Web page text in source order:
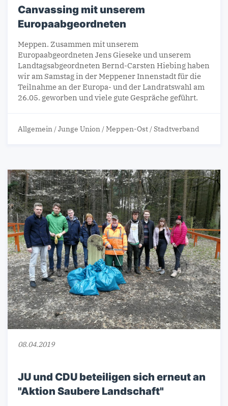
Canvassing mit unserem
Europaabgeordneten
Meppen. Zusammen mit unserem
Europaabgeordneten Jens Gieseke und unserem
Landtagsabgeordneten Bernd-Carsten Hiebing haben
wir am Samstag in der Meppener Innenstadt für die
Teilnahme an der Europa- und der Landratswahl am
26.05. geworben und viele gute Gespräche geführt.
Allgemein /Junge Union /Meppen-Ost /Stadtverband
08.04.2019
JU und CDU beteiligen sich erneut an
"Aktion Saubere Landschaft"